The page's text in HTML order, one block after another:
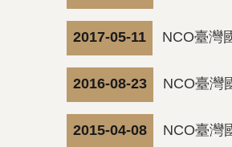
2017-05-11 NCO臺灣
2016-08-23 NCO臺灣
2015-04-08 NCO臺灣